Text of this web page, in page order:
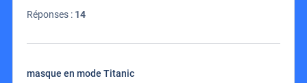
Réponses : 14
masque en mode Titanic